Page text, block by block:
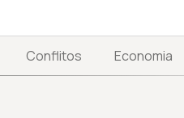
Conflitos Economia